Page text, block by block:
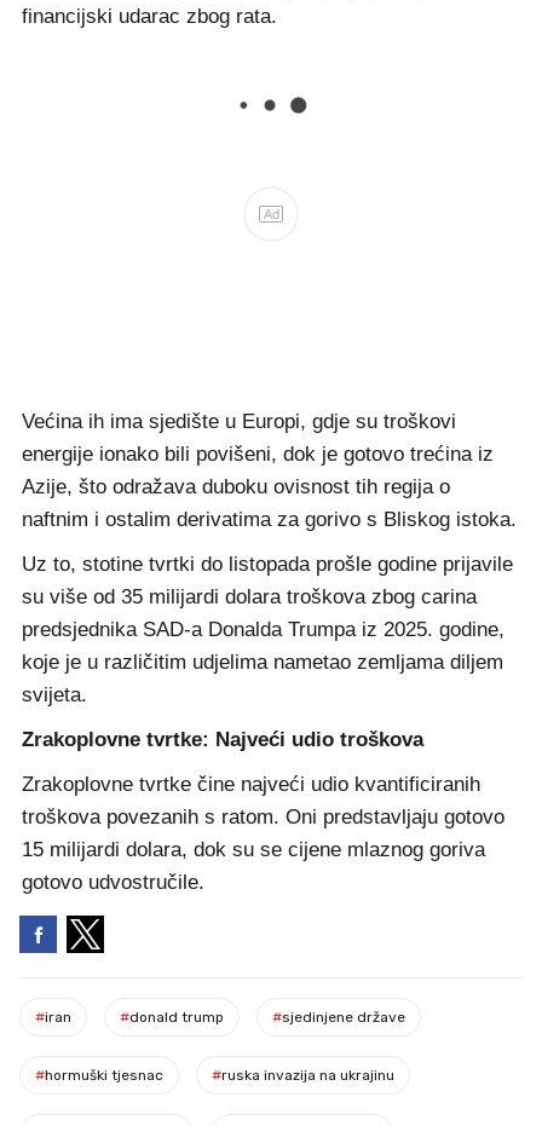
financijski udarac zbog rata.
Ad
Većina ih ima sjedište u Europi, gdje su troškovi
energije ionako bili povišeni, dok je gotovo trećina iz
Azije, što odražava duboku ovisnost tih regija o
naftnim i ostalim derivatima za gorivo s Bliskog istoka.
Uz to, stotine tvrtki do listopada prošle godine prijavile
su više od 35 milijardi dolara troškova zbog carina
predsjednika SAD-a Donalda Trumpa iz 2025. godine,
koje je u različitim udjelima nametao zemljama diljem
svijeta.
Zrakoplovne tvrtke: Najveći udio troškova
Zrakoplovne tvrtke čine najveći udio kvantificiranih
troškova povezanih s ratom. Oni predstavljaju gotovo
15 milijardi dolara, dok su se cijene mlaznog goriva
gotovo udvostručile.
#iran #donald trump #sjedinjene države
#hormuški tjesnac #ruska invazija na ukrajinu